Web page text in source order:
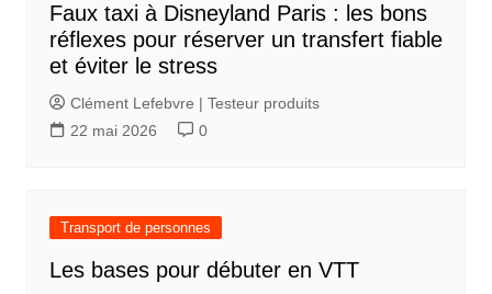
Faux taxi à Disneyland Paris : les bons
réflexes pour réserver un transfert fiable
et éviter le stress
Clément Lefebvre | Testeur produits
22 mai 2026
0
Transport de personnes
Les bases pour débuter en VTT